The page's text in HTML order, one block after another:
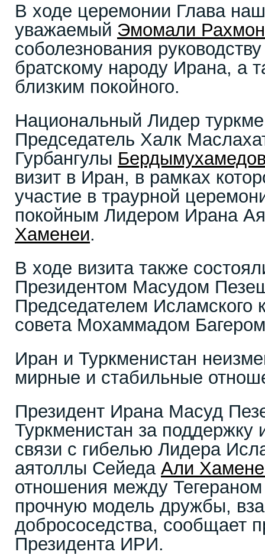
В ходе церемонии Глава
уважаемый Эмомали Рахмон
соболезнования
братскому народу Ирана, а
близким покойного.
Национальный Лидер
Председатель Халк
Гурбангулы
визит в Иран, в рамках
участие в траурной
покойным Лидером Ирана
Хаменеи.
В ходе визита также
Президентом Масудом
Председателем Исламского
совета Мохаммадом
Иран и Туркменистан
мирные и стабильные
Президент Ирана Масуд
Туркменистан за поддержку
связи с гибелью Лидера
аятоллы Сейеда Али
отношения между
прочную модель дружбы,
добрососедства, сообщает
Президента ИРИ.